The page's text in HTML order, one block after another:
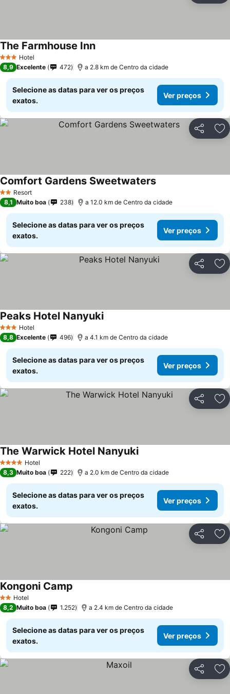
3 EstrelasHotel
The Farmhouse InnVer preços
8,9 Excelente 472 a 2.8 km de Centro da cidade
Selecione as datas para ver os preços
exatos.
Ver preços
Partilhar
2 Estrelas
Resort
Comfort Gardens SweetwatersVer preços
8,1 Muito boa 238 a 12.0 km de Centro da cidade
Selecione as datas para ver os preços
exatos.
Ver preços
Partilhar
3 EstrelasHotel
Peaks Hotel NanyukiVer preços
8,8 Excelente 496 a 4.1 km de Centro da cidade
Selecione as datas para ver os preços
exatos.
Ver preços
Partilhar
4 EstrelasHotel
The Warwick Hotel NanyukiVer preços
8,3 Muito boa 222 a 2.0 km de Centro da cidade
Selecione as datas para ver os preços
exatos.
Ver preços
Partilhar
2 Estrelas
Hotel
Kongoni Camp
8,2 Muito boa 1.252 a 2.4 km de Centro da cidade
Selecione as datas para ver os preços
exatos.
Ver preços
Partilhar